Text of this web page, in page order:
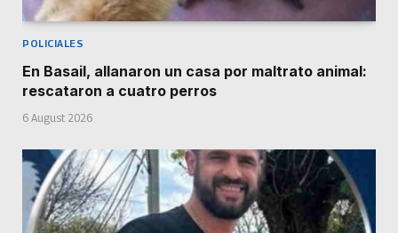
POLICIALES
En Basail, allanaron un casa por maltrato animal:
rescataron a cuatro perros
6 August 2026